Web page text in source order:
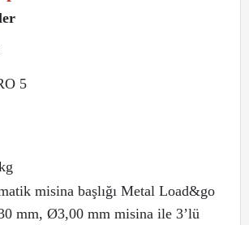
5
misina başlığı Metal Load&go
mm, Ø3,00 mm misina ile 3’lü